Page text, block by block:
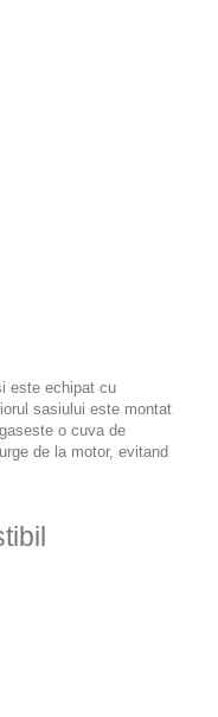
este echipat cu
sasiului este montat
o cuva de
de la motor, evitand